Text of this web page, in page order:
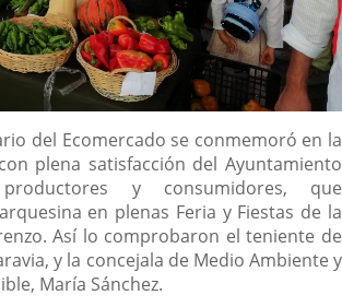
del Ecomercado se conmemoró en la
plena satisfacción del Ayuntamiento
y consumidores, que
en plenas Feria y Fiestas de la
Así lo comprobaron el teniente de
y la concejala de Medio Ambiente y
María Sánchez.